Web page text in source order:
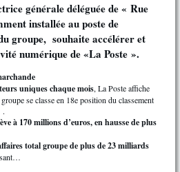
générale déléguée de « Rue
installée au poste de
groupe, souhaite accélérer et
numérique de «La Poste ».
uniques chaque mois, La Poste affiche
se classe en 18e position du classement
.
à 170 millions d’euros, en hausse de plus
total groupe de plus de 23 milliards